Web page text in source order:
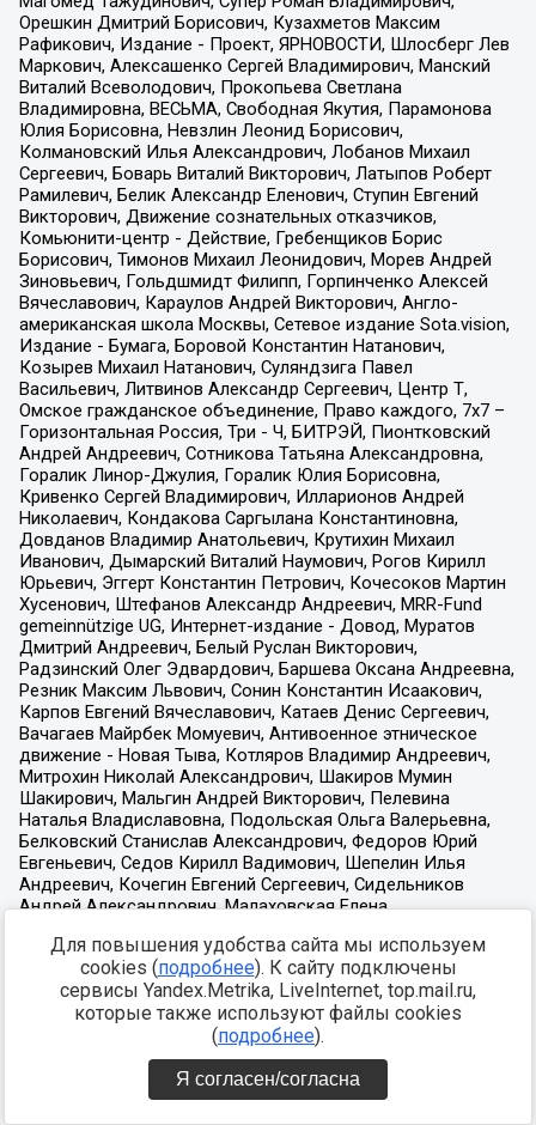
Для повышения удобства сайта мы используем
cookies (подробнее). К сайту подключены
сервисы Yandex.Metrika, LiveInternet, top.mail.ru,
которые также используют файлы cookies
(подробнее).
Я согласен/согласна